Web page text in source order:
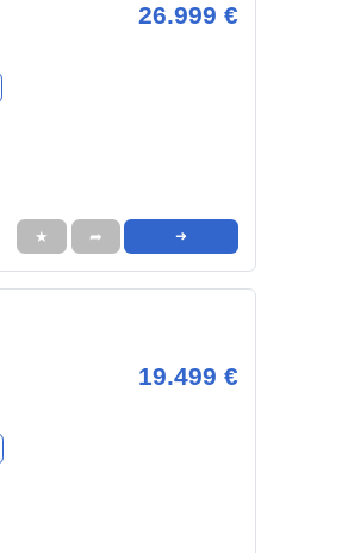
26.999 €
★ ➦ ➜
19.499 €